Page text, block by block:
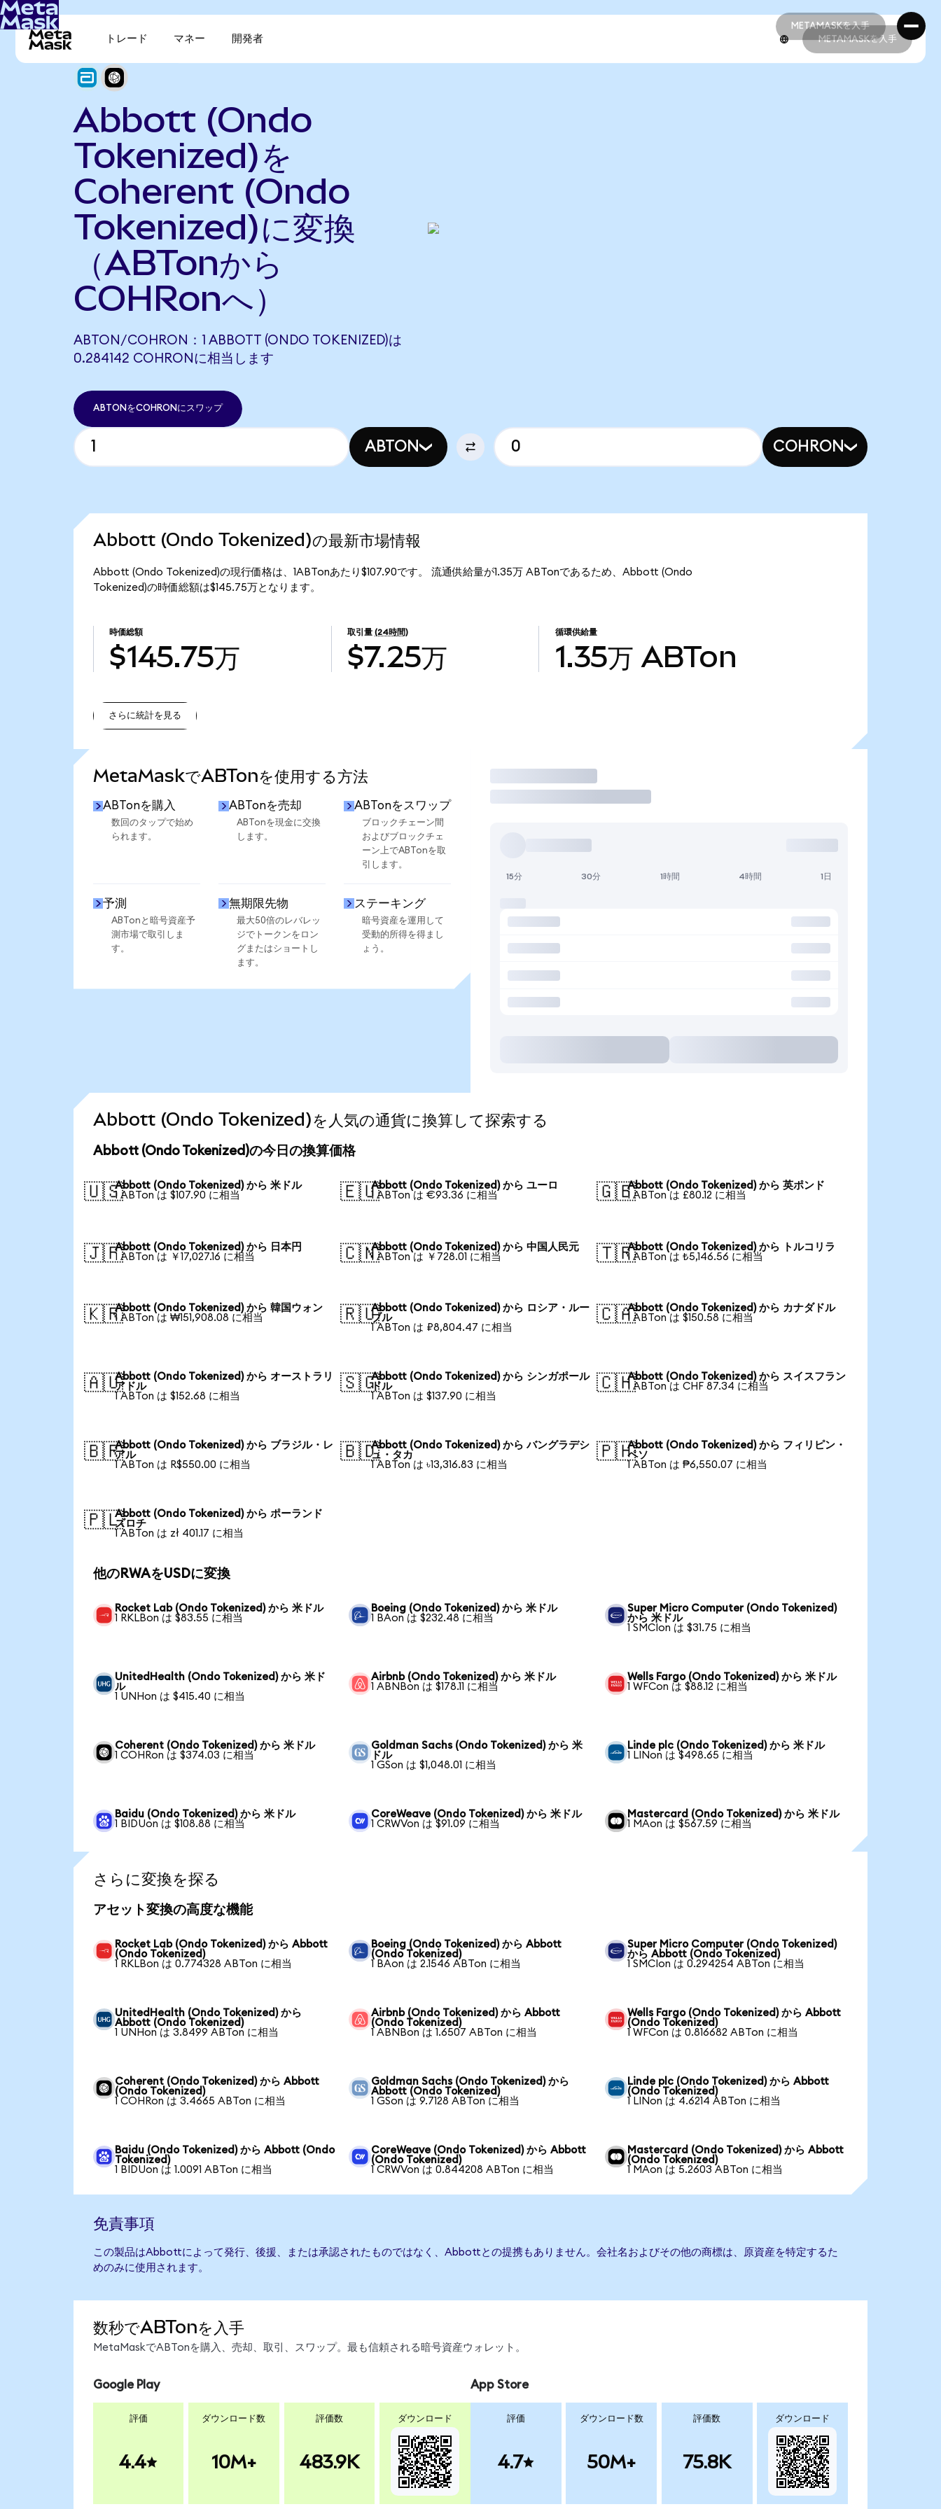
METAMASKを入手
METAMASKを入手
トレード マネー 開発者 METAMASKを入手
Abbott (Ondo
Tokenized)を
Coherent (Ondo
Tokenized)に変換
（ABTonから
COHRonへ）
ABTON/COHRON：1 ABBOTT (ONDO TOKENIZED)は
0.284142 COHRONに相当します
ABTONをCOHRONにスワップ
ABTON COHRON
Abbott (Ondo Tokenized)の最新市場情報
Abbott (Ondo Tokenized)の現行価格は、1ABTonあたり$107.90です。 流通供給量が1.35万 ABTonであるため、Abbott (Ondo
Tokenized)の時価総額は$145.75万となります。
時価総額
$145.75万
取引量 (24時間)
$7.25万
循環供給量
1.35万 ABTon
さらに統計を見る
MetaMaskでABTonを使用する方法
ABTonを購入
数回のタップで始め
られます。
ABTonを売却
ABTonを現金に交換
します。
ABTonをスワップ
ブロックチェーン間
およびブロックチェ
ーン上でABTonを取
引します。
予測
ABTonと暗号資産予
測市場で取引しま
す。
無期限先物
最大50倍のレバレッ
ジでトークンをロン
グまたはショートし
ます。
ステーキング
暗号資産を運用して
受動的所得を得まし
ょう。
取引
15分 30分 1時間 4時間 1日
Abbott (Ondo Tokenized)を人気の通貨に換算して探索する
Abbott (Ondo Tokenized)の今日の換算価格
🇺🇸Abbott (Ondo Tokenized) から 米ドル
1 ABTon は $107.90 に相当
🇪🇺Abbott (Ondo Tokenized) から ユーロ
1 ABTon は €93.36 に相当
🇬🇧Abbott (Ondo Tokenized) から 英ポンド
1 ABTon は £80.12 に相当
🇯🇵Abbott (Ondo Tokenized) から 日本円
1 ABTon は ￥17,027.16 に相当
🇨🇳Abbott (Ondo Tokenized) から 中国人民元
1 ABTon は ￥728.01 に相当
🇹🇷Abbott (Ondo Tokenized) から トルコリラ
1 ABTon は ₺5,146.56 に相当
🇰🇷Abbott (Ondo Tokenized) から 韓国ウォン
1 ABTon は ₩151,908.08 に相当
🇷🇺Abbott (Ondo Tokenized) から ロシア・ルー
ブル
1 ABTon は ₽8,804.47 に相当
🇨🇦Abbott (Ondo Tokenized) から カナダドル
1 ABTon は $150.58 に相当
🇦🇺Abbott (Ondo Tokenized) から オーストラリ
アドル
1 ABTon は $152.68 に相当
🇸🇬Abbott (Ondo Tokenized) から シンガポール
ドル
1 ABTon は $137.90 に相当
🇨🇭Abbott (Ondo Tokenized) から スイスフラン
1 ABTon は CHF 87.34 に相当
🇧🇷Abbott (Ondo Tokenized) から ブラジル・レ
アル
1 ABTon は R$550.00 に相当
🇧🇩Abbott (Ondo Tokenized) から バングラデシ
ュ・タカ
1 ABTon は ৳13,316.83 に相当
🇵🇭Abbott (Ondo Tokenized) から フィリピン・
ペソ
1 ABTon は ₱6,550.07 に相当
🇵🇱Abbott (Ondo Tokenized) から ポーランド
ズロチ
1 ABTon は zł 401.17 に相当
他のRWAをUSDに変換
Rocket Lab (Ondo Tokenized) から 米ドル
1 RKLBon は $83.55 に相当
Boeing (Ondo Tokenized) から 米ドル
1 BAon は $232.48 に相当
Super Micro Computer (Ondo Tokenized)
から 米ドル
1 SMCIon は $31.75 に相当
UnitedHealth (Ondo Tokenized) から 米ド
ル
1 UNHon は $415.40 に相当
Airbnb (Ondo Tokenized) から 米ドル
1 ABNBon は $178.11 に相当
Wells Fargo (Ondo Tokenized) から 米ドル
1 WFCon は $88.12 に相当
Coherent (Ondo Tokenized) から 米ドル
1 COHRon は $374.03 に相当
Goldman Sachs (Ondo Tokenized) から 米
ドル
1 GSon は $1,048.01 に相当
Linde plc (Ondo Tokenized) から 米ドル
1 LINon は $498.65 に相当
Baidu (Ondo Tokenized) から 米ドル
1 BIDUon は $108.88 に相当
CoreWeave (Ondo Tokenized) から 米ドル
1 CRWVon は $91.09 に相当
Mastercard (Ondo Tokenized) から 米ドル
1 MAon は $567.59 に相当
さらに変換を探る
アセット変換の高度な機能
Rocket Lab (Ondo Tokenized) から Abbott
(Ondo Tokenized)
1 RKLBon は 0.774328 ABTon に相当
Boeing (Ondo Tokenized) から Abbott
(Ondo Tokenized)
1 BAon は 2.1546 ABTon に相当
Super Micro Computer (Ondo Tokenized)
から Abbott (Ondo Tokenized)
1 SMCIon は 0.294254 ABTon に相当
UnitedHealth (Ondo Tokenized) から
Abbott (Ondo Tokenized)
1 UNHon は 3.8499 ABTon に相当
Airbnb (Ondo Tokenized) から Abbott
(Ondo Tokenized)
1 ABNBon は 1.6507 ABTon に相当
Wells Fargo (Ondo Tokenized) から Abbott
(Ondo Tokenized)
1 WFCon は 0.816682 ABTon に相当
Coherent (Ondo Tokenized) から Abbott
(Ondo Tokenized)
1 COHRon は 3.4665 ABTon に相当
Goldman Sachs (Ondo Tokenized) から
Abbott (Ondo Tokenized)
1 GSon は 9.7128 ABTon に相当
Linde plc (Ondo Tokenized) から Abbott
(Ondo Tokenized)
1 LINon は 4.6214 ABTon に相当
Baidu (Ondo Tokenized) から Abbott (Ondo
Tokenized)
1 BIDUon は 1.0091 ABTon に相当
CoreWeave (Ondo Tokenized) から Abbott
(Ondo Tokenized)
1 CRWVon は 0.844208 ABTon に相当
Mastercard (Ondo Tokenized) から Abbott
(Ondo Tokenized)
1 MAon は 5.2603 ABTon に相当
免責事項
この製品はAbbottによって発行、後援、または承認されたものではなく、Abbottとの提携もありません。会社名およびその他の商標は、原資産を特定するた
めのみに使用されます。
数秒でABTonを入手
MetaMaskでABTonを購入、売却、取引、スワップ。最も信頼される暗号資産ウォレット。
Google Play
評価
4.4
ダウンロード数
10M+
評価数
483.9K
ダウンロード
App Store
評価
4.7
ダウンロード数
50M+
評価数
75.8K
ダウンロード